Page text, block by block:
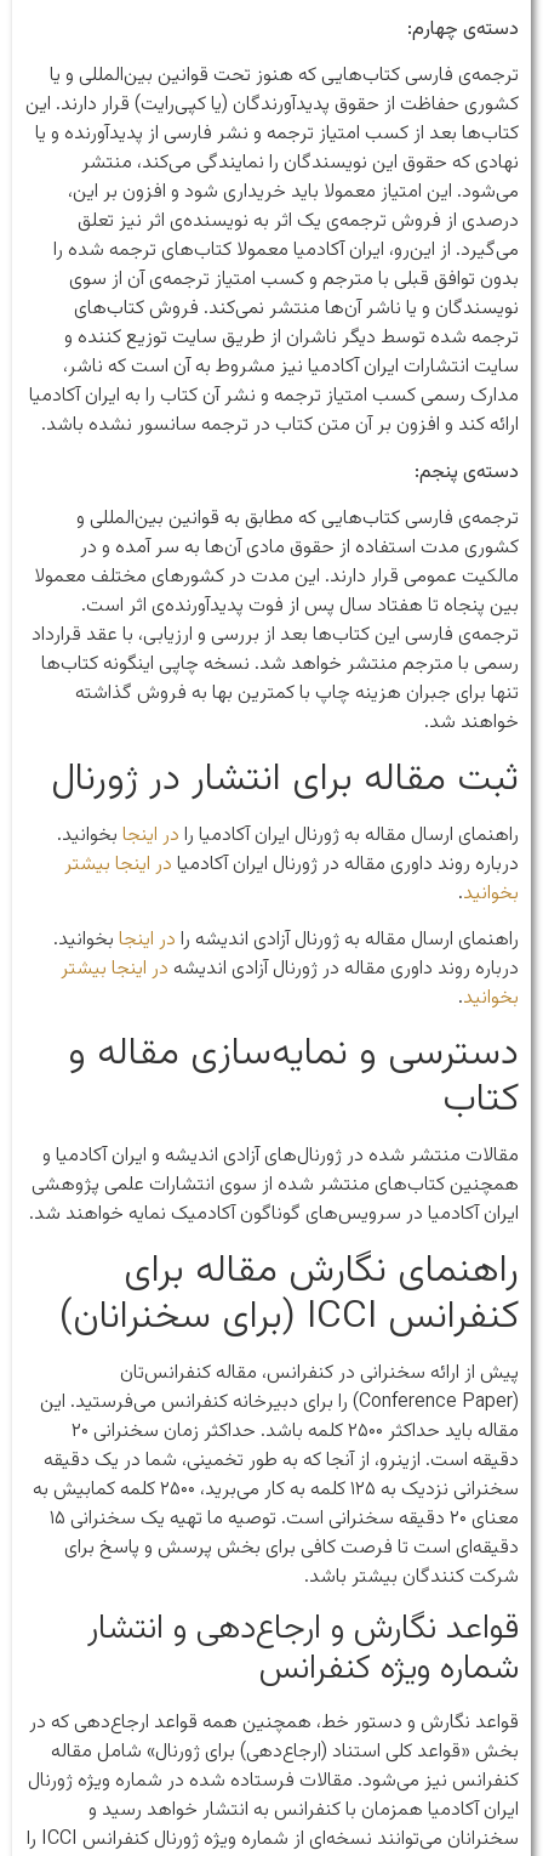
دسته‌ی چهارم:
ترجمه‌ی فارسی کتاب‌هایی که هنوز تحت قوانین بین‌المللی و یا
کشوری حفاظت از حقوق پدیدآورندگان (یا کپی‌رایت) قرار دارند. این
کتاب‌ها بعد از کسب امتیاز ترجمه و نشر فارسی از پدیدآورنده و یا
نهادی که حقوق این نویسندگان را نمایندگی می‌کند، منتشر
می‌شود. این امتیاز معمولا باید خریداری شود و افزون بر این،
درصدی از فروش ترجمه‌ی یک اثر به نویسنده‌ی اثر نیز تعلق
می‌گیرد. از این‌رو، ایران آکادمیا معمولا کتاب‌های ترجمه شده را
بدون توافق قبلی با مترجم و کسب امتیاز ترجمه‌ی آن از سوی
نویسندگان و یا ناشر آن‌ها منتشر نمی‌کند. فروش کتاب‌های
ترجمه شده توسط دیگر ناشران از طریق سایت توزیع کننده و
سایت انتشارات ایران آکادمیا نیز مشروط به آن است که ناشر،
مدارک رسمی کسب امتیاز ترجمه و نشر آن کتاب را به ایران آکادمیا
ارائه کند و افزون بر آن متن کتاب در ترجمه سانسور نشده باشد.
دسته‌ی پنجم:
ترجمه‌ی فارسی کتاب‌هایی که مطابق به قوانین بین‌المللی و
کشوری مدت استفاده از حقوق مادی آن‌ها به سر آمده و در
مالکیت عمومی قرار دارند. این مدت در کشورهای مختلف معمولا
بین پنجاه تا هفتاد سال پس از فوت پدیدآورنده‌ی اثر است.
ترجمه‌ی فارسی این کتاب‌ها بعد از بررسی و ارزیابی، با عقد قرارداد
رسمی با مترجم منتشر خواهد شد. نسخه چاپی اینگونه کتاب‌ها
تنها برای جبران هزینه چاپ با کمترین بها به فروش گذاشته
خواهند شد.
ثبت مقاله برای انتشار در ژورنال‌
راهنمای ارسال مقاله به ژورنال ایران آکادمیا را در اینجا بخوانید.
درباره روند داوری مقاله در ژورنال ایران آکادمیا در اینجا بیشتر
بخوانید.
راهنمای ارسال مقاله به ژورنال آزادی اندیشه را در اینجا بخوانید.
درباره روند داوری مقاله در ژورنال آزادی اندیشه در اینجا بیشتر
بخوانید.
دسترسی و نمایه‌سازی مقاله و
کتاب
مقالات منتشر شده در ژورنال‌های آزادی اندیشه و ایران آکادمیا و
همچنین کتاب‌های منتشر شده از سوی انتشارات علمی پژوهشی
ایران آکادمیا در سرویس‌های گوناگون آکادمیک نمایه خواهند شد.
راهنمای نگارش مقاله برای
کنفرانس ICCI (برای سخنرانان)
پیش از ارائه سخنرانی در کنفرانس،‌ مقاله کنفرانس‌تان
(Conference Paper) را برای دبیرخانه کنفرانس می‌فرستید. این
مقاله باید حداکثر ۲۵۰۰ کلمه باشد. حداکثر زمان سخنرانی ۲۰
دقیقه است. ازینرو، از آنجا که به طور تخمینی، شما در یک دقیقه
سخنرانی نزدیک به ۱۲۵ کلمه به کار می‌برید، ۲۵۰۰ کلمه کمابیش به
معنای ۲۰ دقیقه سخنرانی است. توصیه ما تهیه یک سخنرانی ۱۵
دقیقه‌ای است تا فرصت کافی برای بخش پرسش و پاسخ برای
شرکت کنندگان بیشتر باشد.
قواعد نگارش و ارجاع‌دهی و انتشار
شماره ویژه کنفرانس
قواعد نگارش و دستور خط، همچنین همه قواعد ارجاع‌دهی که در
بخش «قواعد کلی استناد (ارجاع‌دهی)‌ برای ژورنال» شامل مقاله
کنفرانس نیز می‌شود. مقالات فرستاده شده در شماره ویژه ژورنال
ایران آکادمیا همزمان با کنفرانس به انتشار خواهد رسید و
سخنرانان می‌توانند نسخه‌ای از شماره ویژه ژورنال کنفرانس ICCI را